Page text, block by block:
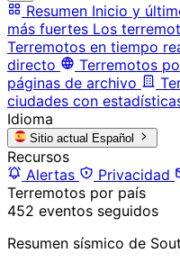
Resumen Inicio y
más fuertes Los
Terremotos en tiempo
directo
Terremotos
páginas de archivo
ciudades con
Idioma
Sitio actual Español
Recursos
Alertas
Privacidad
Terremotos por país
452 eventos seguidos
Resumen sísmico de